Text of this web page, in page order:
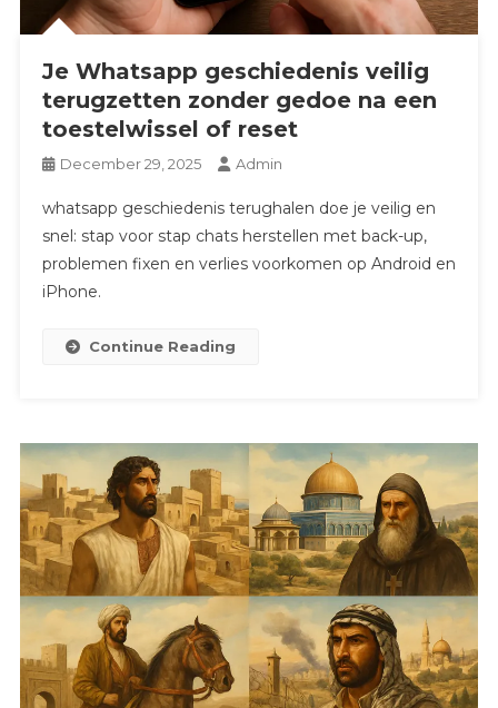
Je Whatsapp geschiedenis veilig
terugzetten zonder gedoe na een
toestelwissel of reset
December 29, 2025 Admin
whatsapp geschiedenis terughalen doe je veilig en
snel: stap voor stap chats herstellen met back-up,
problemen fixen en verlies voorkomen op Android en
iPhone.
Continue Reading